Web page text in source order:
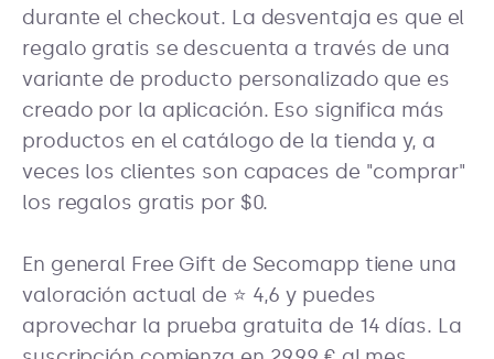
durante el checkout. La desventaja es que el
regalo gratis se descuenta a través de una
variante de producto personalizado que es
creado por la aplicación. Eso significa más
productos en el catálogo de la tienda y, a
veces los clientes son capaces de "comprar"
los regalos gratis por $0.
En general Free Gift de Secomapp tiene una
valoración actual de ⭐ 4,6 y puedes
aprovechar la prueba gratuita de 14 días. La